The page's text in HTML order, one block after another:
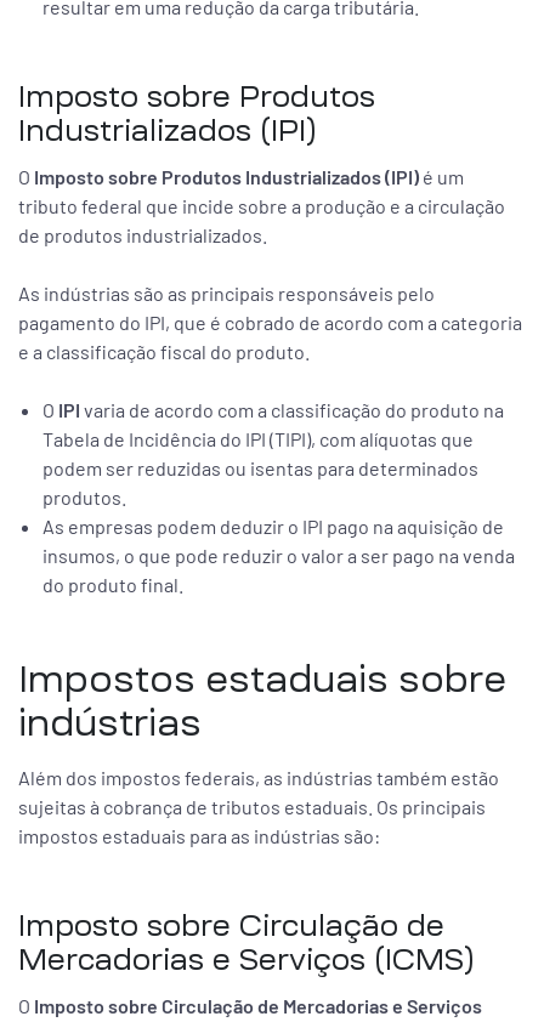
resultar em uma redução da carga tributária.
Imposto sobre Produtos
Industrializados (IPI)
O Imposto sobre Produtos Industrializados (IPI) é um
tributo federal que incide sobre a produção e a circulação
de produtos industrializados.
As indústrias são as principais responsáveis pelo
pagamento do IPI, que é cobrado de acordo com a categoria
e a classificação fiscal do produto.
O IPI varia de acordo com a classificação do produto na
Tabela de Incidência do IPI (TIPI), com alíquotas que
podem ser reduzidas ou isentas para determinados
produtos.
As empresas podem deduzir o IPI pago na aquisição de
insumos, o que pode reduzir o valor a ser pago na venda
do produto final.
Impostos estaduais sobre
indústrias
Além dos impostos federais, as indústrias também estão
sujeitas à cobrança de tributos estaduais. Os principais
impostos estaduais para as indústrias são:
Imposto sobre Circulação de
Mercadorias e Serviços (ICMS)
O Imposto sobre Circulação de Mercadorias e Serviços